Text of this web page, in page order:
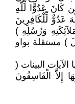
كَانَ عَدُوًّا لِّلّهِ
عَدُوٌّ لِّلْكَافِرِينَ
وَرُسُلِهِ )
) مستقلة بواو
الآيات البينات (
إِلاَّ الْفَاسِقُونَ